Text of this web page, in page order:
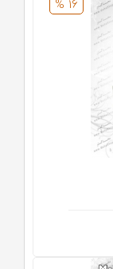
16 %